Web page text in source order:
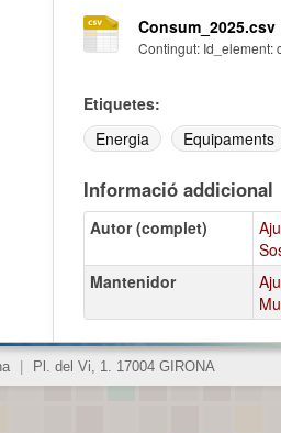
Consum_2025.csv
Contingut: Id_element:
Etiquetes:
Energia
Equipaments
Informació addicional
Autor (complet)
Mantenidor
Pl. del Vi, 1. 17004 GIRONA